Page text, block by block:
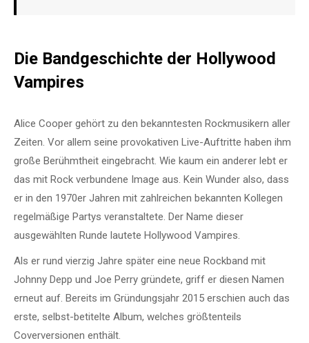
Die Bandgeschichte der Hollywood
Vampires
Alice Cooper gehört zu den bekanntesten Rockmusikern aller
Zeiten. Vor allem seine provokativen Live-Auftritte haben ihm
große Berühmtheit eingebracht. Wie kaum ein anderer lebt er
das mit Rock verbundene Image aus. Kein Wunder also, dass
er in den 1970er Jahren mit zahlreichen bekannten Kollegen
regelmäßige Partys veranstaltete. Der Name dieser
ausgewählten Runde lautete Hollywood Vampires.
Als er rund vierzig Jahre später eine neue Rockband mit
Johnny Depp und Joe Perry gründete, griff er diesen Namen
erneut auf. Bereits im Gründungsjahr 2015 erschien auch das
erste, selbst-betitelte Album, welches größtenteils
Coverversionen enthält.